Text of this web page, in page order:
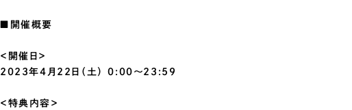
■開催概要
＜開催日＞
2023年4月22日（土） 0:00〜23:59
＜特典内容＞